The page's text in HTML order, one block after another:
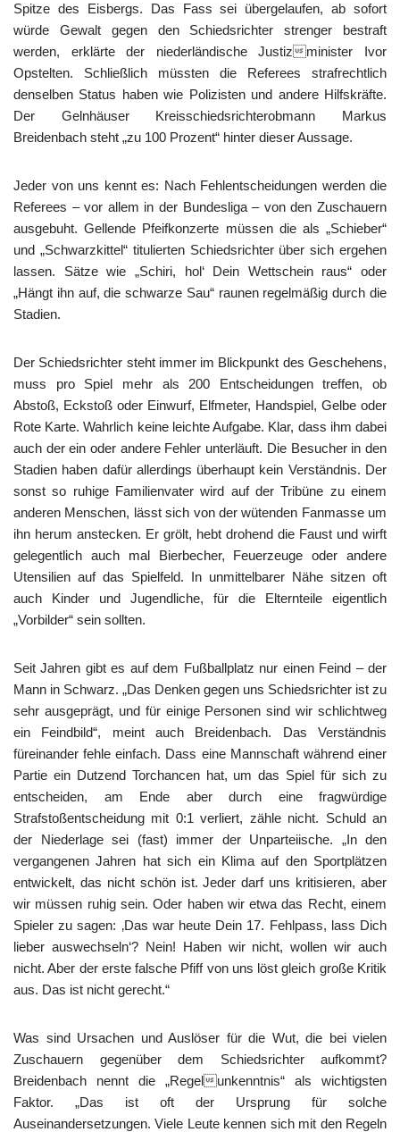
Spitze des Eisbergs. Das Fass sei übergelaufen, ab sofort
würde Gewalt gegen den Schiedsrichter strenger bestraft
werden, erklärte der niederländische Justizminister Ivor
Opstelten. Schließlich müssten die Referees strafrechtlich
denselben Status haben wie Polizisten und andere Hilfskräfte.
Der Gelnhäuser Kreisschiedsrichterobmann Markus
Breidenbach steht „zu 100 Prozent“ hinter dieser Aussage.
Jeder von uns kennt es: Nach Fehlentscheidungen werden die
Referees – vor allem in der Bundesliga – von den Zuschauern
ausgebuht. Gellende Pfeifkonzerte müssen die als „Schieber“
und „Schwarzkittel“ titulierten Schiedsrichter über sich ergehen
lassen. Sätze wie „Schiri, hol‘ Dein Wettschein raus“ oder
„Hängt ihn auf, die schwarze Sau“ raunen regelmäßig durch die
Stadien.
Der Schiedsrichter steht immer im Blickpunkt des Geschehens,
muss pro Spiel mehr als 200 Entscheidungen treffen, ob
Abstoß, Eckstoß oder Einwurf, Elfmeter, Handspiel, Gelbe oder
Rote Karte. Wahrlich keine leichte Aufgabe. Klar, dass ihm dabei
auch der ein oder andere Fehler unterläuft. Die Besucher in den
Stadien haben dafür allerdings überhaupt kein Verständnis. Der
sonst so ruhige Familienvater wird auf der Tribüne zu einem
anderen Menschen, lässt sich von der wütenden Fanmasse um
ihn herum anstecken. Er grölt, hebt drohend die Faust und wirft
gelegentlich auch mal Bierbecher, Feuerzeuge oder andere
Utensilien auf das Spielfeld. In unmittelbarer Nähe sitzen oft
auch Kinder und Jugendliche, für die Elternteile eigentlich
„Vorbilder“ sein sollten.
Seit Jahren gibt es auf dem Fußballplatz nur einen Feind – der
Mann in Schwarz. „Das Denken gegen uns Schiedsrichter ist zu
sehr ausgeprägt, und für einige Personen sind wir schlichtweg
ein Feindbild“, meint auch Breidenbach. Das Verständnis
füreinander fehle einfach. Dass eine Mannschaft während einer
Partie ein Dutzend Torchancen hat, um das Spiel für sich zu
entscheiden, am Ende aber durch eine fragwürdige
Strafstoßentscheidung mit 0:1 verliert, zähle nicht. Schuld an
der Niederlage sei (fast) immer der Unparteiische. „In den
vergangenen Jahren hat sich ein Klima auf den Sportplätzen
entwickelt, das nicht schön ist. Jeder darf uns kritisieren, aber
wir müssen ruhig sein. Oder haben wir etwa das Recht, einem
Spieler zu sagen: ‚Das war heute Dein 17. Fehlpass, lass Dich
lieber auswechseln‘? Nein! Haben wir nicht, wollen wir auch
nicht. Aber der erste falsche Pfiff von uns löst gleich große Kritik
aus. Das ist nicht gerecht.“
Was sind Ursachen und Auslöser für die Wut, die bei vielen
Zuschauern gegenüber dem Schiedsrichter aufkommt?
Breidenbach nennt die „Regelunkenntnis“ als wichtigsten
Faktor. „Das ist oft der Ursprung für solche
Auseinandersetzungen. Viele Leute kennen sich mit den Regeln